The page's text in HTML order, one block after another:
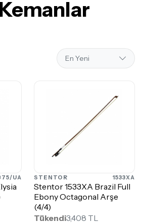
UA STENTOR 1533XA
Stentor 1533XA Brazil Full
Ebony Octagonal Arşe
(4/4)
Tükendi3,408 TL